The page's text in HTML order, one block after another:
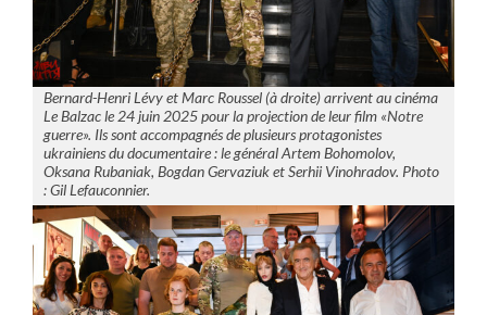
Bernard-Henri Lévy et Marc Roussel (à droite) arrivent au cinéma
Le Balzac le 24 juin 2025 pour la projection de leur film «Notre
guerre». Ils sont accompagnés de plusieurs protagonistes
ukrainiens du documentaire : le général Artem Bohomolov,
Oksana Rubaniak, Bogdan Gervaziuk et Serhii Vinohradov. Photo
: Gil Lefauconnier.